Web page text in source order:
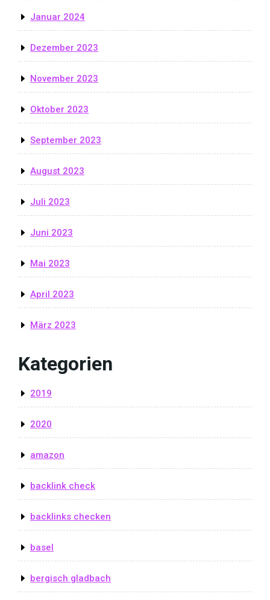
Januar 2024
Dezember 2023
November 2023
Oktober 2023
September 2023
August 2023
Juli 2023
Juni 2023
Mai 2023
April 2023
März 2023
Kategorien
2019
2020
amazon
backlink check
backlinks checken
basel
bergisch gladbach